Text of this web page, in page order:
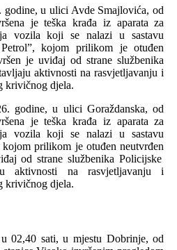
godine, u ulici Avde Smajlovića, od
a je teška krađa iz aparata za
vozila koji se nalazi u sastavu
, kojom prilikom je otuđen
jeuviđaj od strane službenika
aktivnosti na rasvjetljavanju i
krivičnog djela.
godine, u ulici Goraždanska, od
a je teška krađa iz aparata za
vozila koji se nalazi u sastavu
kojom prilikom je otuđenneutvrđen
od strane službenikaPolicijske
aktivnosti na rasvjetljavanju i
krivičnog djela.
02,40 sati, u mjestu Dobrinje, od